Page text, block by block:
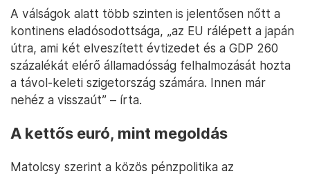
A válságok alatt több szinten is jelentősen nőtt a
kontinens eladósodottsága, „az EU rálépett a japán
útra, ami két elveszített évtizedet és a GDP 260
százalékát elérő államadósság felhalmozását hozta
a távol-keleti szigetország számára. Innen már
nehéz a visszaút” – írta.
A kettős euró, mint megoldás
Matolcsy szerint a közös pénzpolitika az